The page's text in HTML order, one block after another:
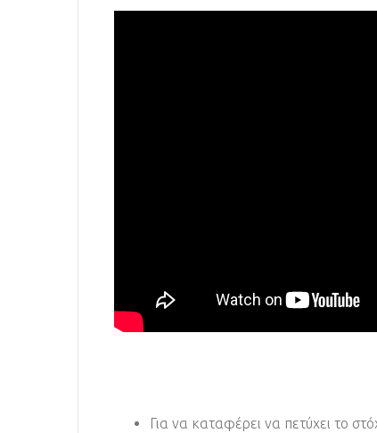
Για να καταφέρει να πετύχει το